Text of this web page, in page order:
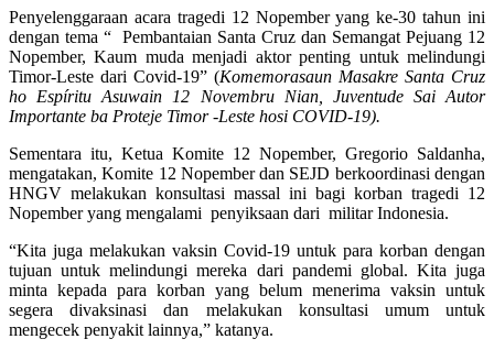
Penyelenggaraan acara tragedi 12 Nopember yang ke-30 tahun ini
dengan tema “ Pembantaian Santa Cruz dan Semangat Pejuang 12
Nopember, Kaum muda menjadi aktor penting untuk melindungi
Timor-Leste dari Covid-19” (Komemorasaun Masakre Santa Cruz
ho Espíritu Asuwain 12 Novembru Nian, Juventude Sai Autor
Importante ba Proteje Timor -Leste hosi COVID-19).
Sementara itu, Ketua Komite 12 Nopember, Gregorio Saldanha,
mengatakan, Komite 12 Nopember dan SEJD berkoordinasi dengan
HNGV melakukan konsultasi massal ini bagi korban tragedi 12
Nopember yang mengalami penyiksaan dari militar Indonesia.
“Kita juga melakukan vaksin Covid-19 untuk para korban dengan
tujuan untuk melindungi mereka dari pandemi global. Kita juga
minta kepada para korban yang belum menerima vaksin untuk
segera divaksinasi dan melakukan konsultasi umum untuk
mengecek penyakit lainnya,” katanya.